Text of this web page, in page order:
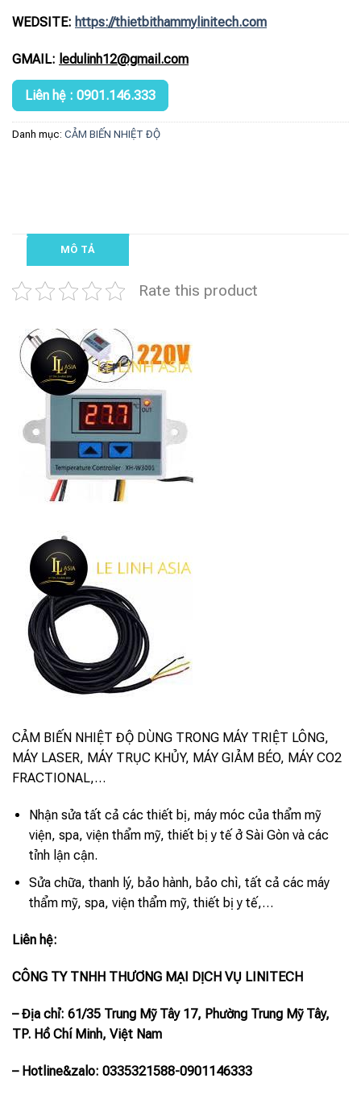
WEDSITE: https://thietbithammylinitech.com
GMAIL: ledulinh12@gmail.com
Liên hệ : 0901.146.333
Danh mục: CẢM BIẾN NHIỆT ĐỘ
MÔ TẢ
Rate this product
CẢM BIẾN NHIỆT ĐỘ DÙNG TRONG MÁY TRIỆT LÔNG,
MÁY LASER, MÁY TRỤC KHỦY, MÁY GIẢM BÉO, MÁY CO2
FRACTIONAL,…
Nhận sửa tất cả các thiết bị, máy móc của thẩm mỹ
viện, spa, viện thẩm mỹ, thiết bị y tế ở Sài Gòn và các
tỉnh lận cận.
Sửa chữa, thanh lý, bảo hành, bảo chì, tất cả các máy
thẩm mỹ, spa, viện thẩm mỹ, thiết bị y tế,…
Liên hệ:
CÔNG TY TNHH THƯƠNG MẠI DỊCH VỤ LINITECH
– Địa chỉ: 61/35 Trung Mỹ Tây 17, Phường Trung Mỹ Tây,
TP. Hồ Chí Minh, Việt Nam
– Hotline&zalo: 0335321588-0901146333